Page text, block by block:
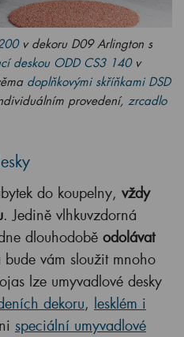
v dekoru D09 Arlington s
deskou ODD CS3 140v
doplňkovými skříňkami DSD
provedení, zrcadlo
do koupelny, vždy
. Jedině vlhkuvzdorná
dlouhodobě odolávat
bude vám sloužit mnoho
lze umyvadlové desky
dekoru, lesklém i
speciální umyvadlové